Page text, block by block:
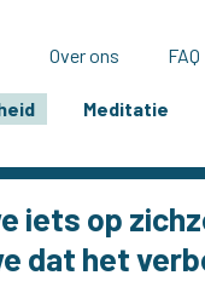
Meditatie
Over ons FAQ
iets op
dat het